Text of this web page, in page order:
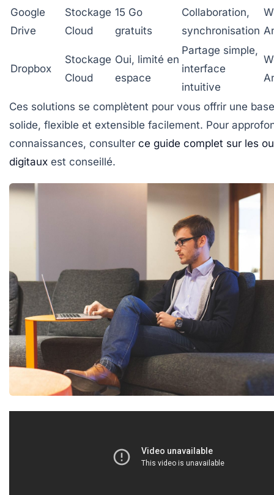
Google
Drive
Stockage
Cloud
15 Go
gratuits
Collaboration,
synchronisation
Dropbox
Stockage
Cloud
Oui, limité en
espace
Partage simple,
interface
intuitive
Ces solutions se complètent pour vous offrir une
solide, flexible et extensible facilement. Pour
connaissances, consulter ce guide complet sur les
digitaux est conseillé.